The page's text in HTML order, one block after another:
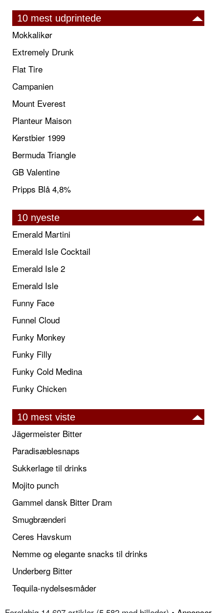
10 mest udprintede
Mokkalikør
Extremely Drunk
Flat Tire
Campanien
Mount Everest
Planteur Maison
Kerstbier 1999
Bermuda Triangle
GB Valentine
Pripps Blå 4,8%
10 nyeste
Emerald Martini
Emerald Isle Cocktail
Emerald Isle 2
Emerald Isle
Funny Face
Funnel Cloud
Funky Monkey
Funky Filly
Funky Cold Medina
Funky Chicken
10 mest viste
Jägermeister Bitter
Paradisæblesnaps
Sukkerlage til drinks
Mojito punch
Gammel dansk Bitter Dram
Smugbrænderi
Ceres Havskum
Nemme og elegante snacks til drinks
Underberg Bitter
Tequila-nydelsesmåder